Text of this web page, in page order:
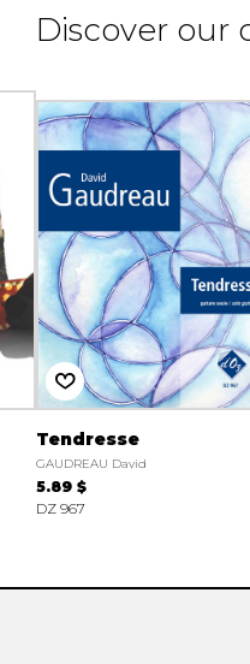
Discover our
Tendresse
GAUDREAU David
5.89 $
DZ 967